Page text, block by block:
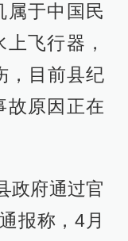
属于中国民
飞行器，
，目前县纪
故原因正在
政府通过官
报称，4月